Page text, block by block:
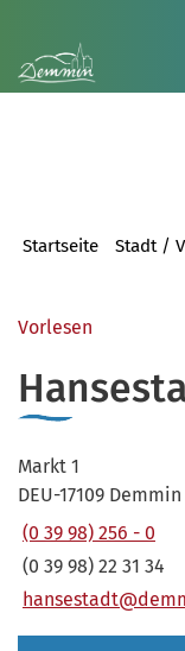
Startseite Stadt /
Vorlesen
Markt 1
DEU-17109 Demmin
(0 39 98) 256 - 0
(0 39 98) 22 31 34